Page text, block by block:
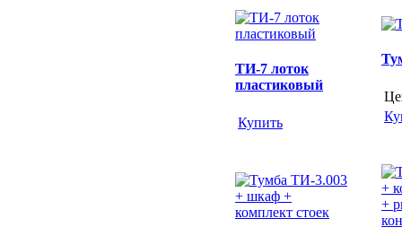
ТИ-7 лоток
пластиковый
Купить